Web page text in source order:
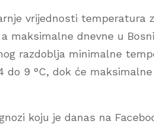
vrijednosti temperatura
maksimalne dnevne u
razdoblja minimalne
do 9 °C, dok će
koju je danas na